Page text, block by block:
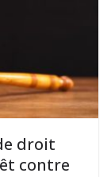
droit
contre